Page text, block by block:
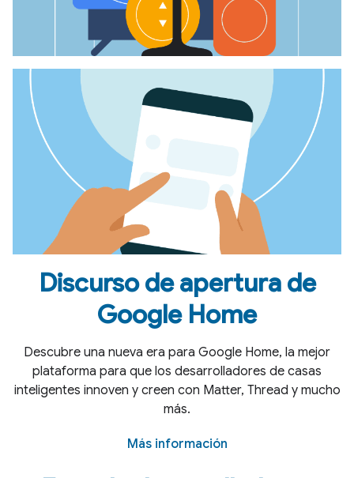
Discurso de apertura de
Google Home
Descubre una nueva era para Google Home, la mejor
plataforma para que los desarrolladores de casas
inteligentes innoven y creen con Matter, Thread y mucho
más.
Más información